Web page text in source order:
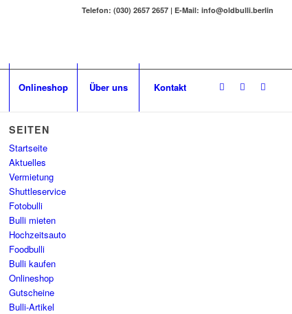
Telefon: (030) 2657 2657 | E-Mail: info@oldbulli.berlin
Onlineshop Über uns Kontakt
SEITEN
Startseite
Aktuelles
Vermietung
Shuttleservice
Fotobulli
Bulli mieten
Hochzeitsauto
Foodbulli
Bulli kaufen
Onlineshop
Gutscheine
Bulli-Artikel